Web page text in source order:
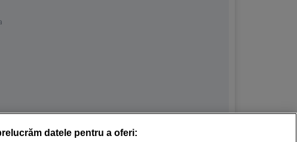
datele pentru a oferi: